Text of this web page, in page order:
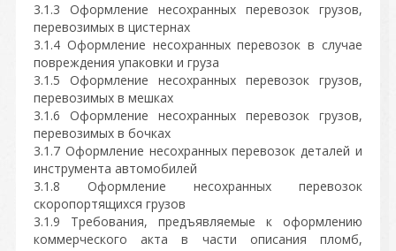
3.1.3 Оформление несохранных перевозок грузов,
перевозимых в цистернах
3.1.4 Оформление несохранных перевозок в случае
повреждения упаковки и груза
3.1.5 Оформление несохранных перевозок грузов,
перевозимых в мешках
3.1.6 Оформление несохранных перевозок грузов,
перевозимых в бочках
3.1.7 Оформление несохранных перевозок деталей и
инструмента автомобилей
3.1.8 Оформление несохранных перевозок
скоропортящихся грузов
3.1.9 Требования, предъявляемые к оформлению
коммерческого акта в части описания пломб,